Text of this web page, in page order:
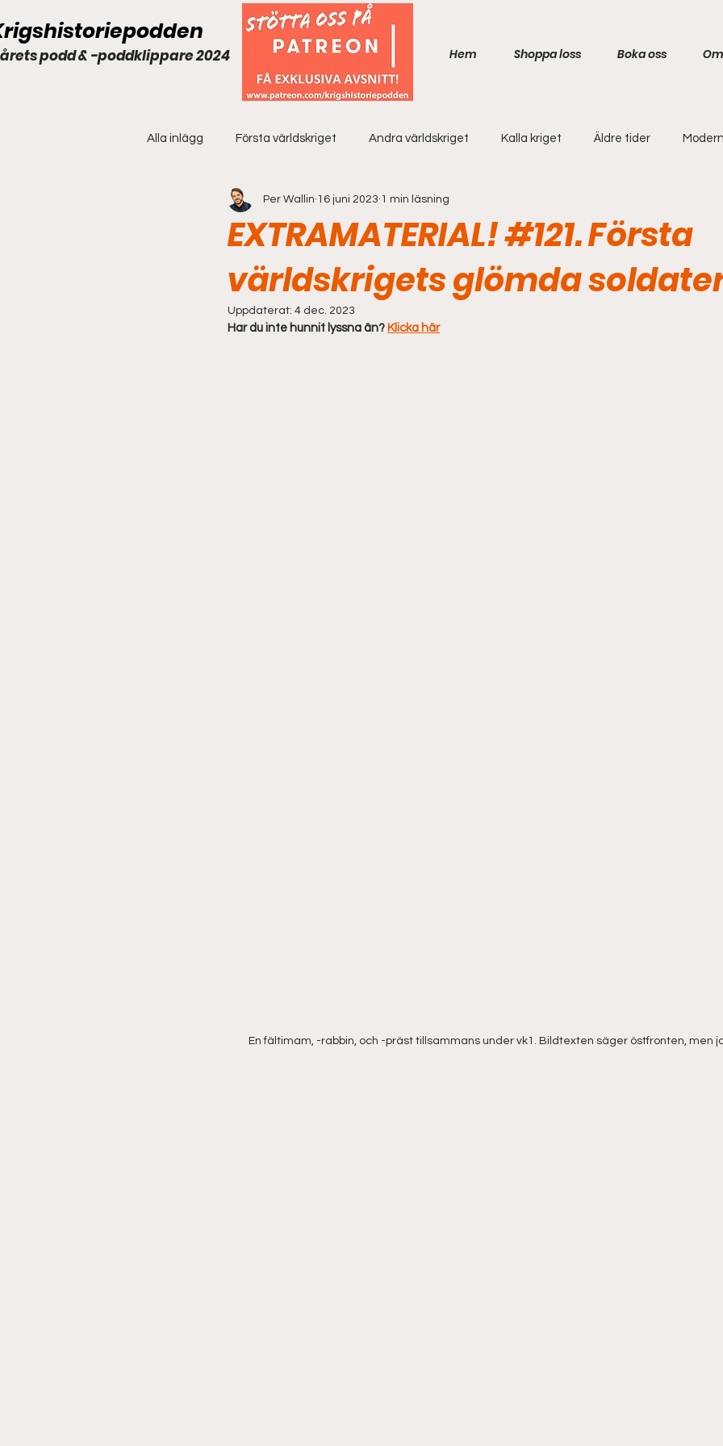
podd & -poddklippare 2024 Hem Shoppa loss Boka oss
Alla inlägg Första världskriget Andra världskriget Kalla kriget Äldre tider
Extramaterial
EXTRAMATERIAL! #121. Första
världskrigets glömda
Per Wallin 16 juni 2023 1 min läsning
Uppdaterat: 4 dec. 2023
Har du inte hunnit lyssna än? Klicka här
En fältimam, -rabbin, och -präst tillsammans under vk1. Bildtexten säger östfronten, men